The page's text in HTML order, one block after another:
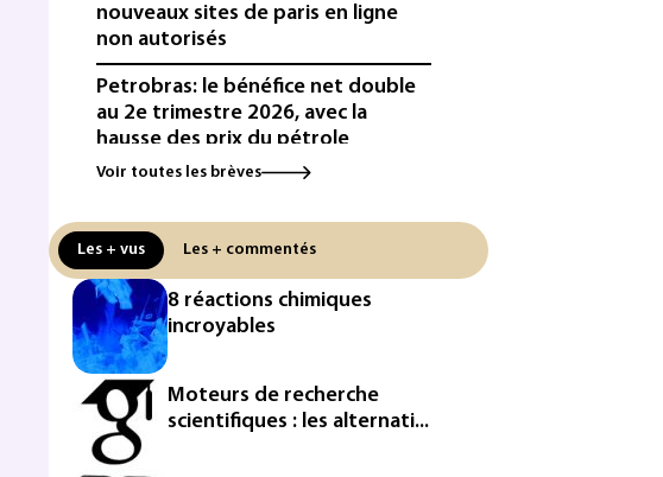
nouveaux sites de paris en ligne
non autorisés
Petrobras: le bénéfice net double
au 2e trimestre 2026, avec la
hausse des prix du pétrole
Mineurs sur les réseaux sociaux:
millions de dollars supplémentaires
au Nouveau-Mexique
Arabie saoudite, Turquie et
Pakistan vont signer vendredi un
accord de défense (source proche
de l'armée)
Réseaux sociaux: une large
majorité d'ados britanniques
Voir toutes les brèves
Les + vus Les + commentés
8 réactions chimiques
incroyables
Moteurs de recherche
scientifiques : les alternati...